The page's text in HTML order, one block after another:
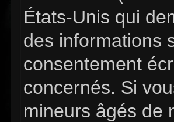
États-Unis qui
des informations
consentement
concernés. Si
mineurs âgés de